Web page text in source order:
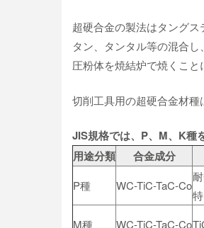
超硬合金の製法はタング
タン、タンタル等の混合
圧粉体を焼結炉で焼くこと
切削工具用の超硬合金材種
JIS規格では、P、M、K種
用途分類
合金成分
P種 WC-TiC-TaC-Co
M種
WC-TiC-TaC-Co